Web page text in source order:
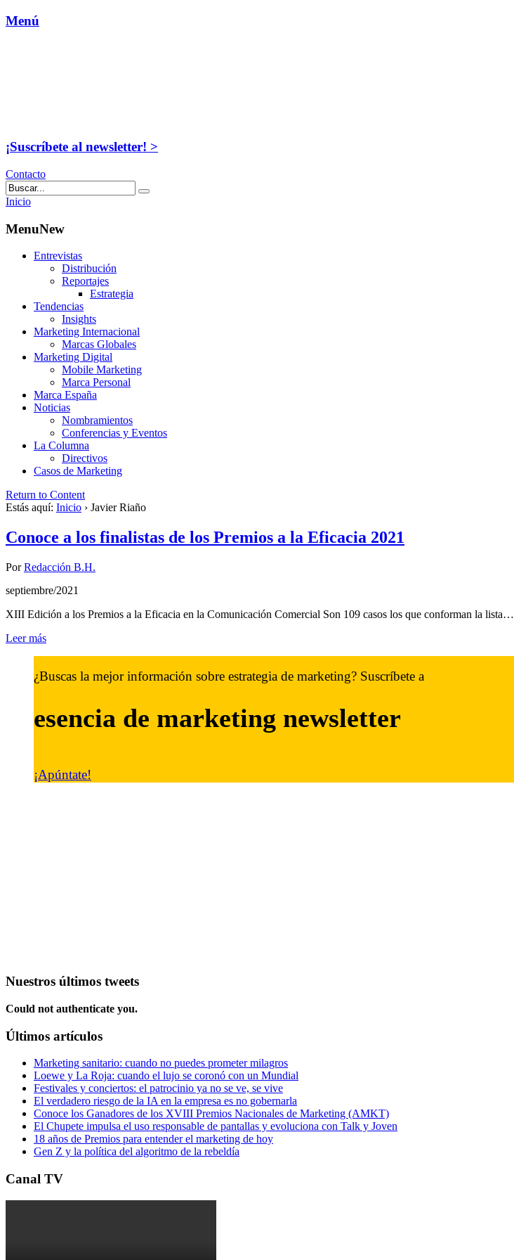
Menú
¡Suscríbete al newsletter! >
Contacto
Inicio
MenuNew
Entrevistas
Distribución
Reportajes
Estrategia
Tendencias
Insights
Marketing Internacional
Marcas Globales
Marketing Digital
Mobile Marketing
Marca Personal
Marca España
Noticias
Nombramientos
Conferencias y Eventos
La Columna
Directivos
Casos de Marketing
Return to Content
Estás aquí: Inicio › Javier Riaño
Conoce a los finalistas de los Premios a la Eficacia 2021
PorRedacción B.H.
septiembre/2021
XIII Edición a los Premios a la Eficacia en la Comunicación Comercial Son 109 casos los que conforman la lista…
Leer más
¿Buscas la mejor información sobre estrategia de marketing? Suscríbete a
esencia de marketing newsletter
¡Apúntate!
Nuestros últimos tweets
Could not authenticate you.
Últimos artículos
Marketing sanitario: cuando no puedes prometer milagros
Loewe y La Roja: cuando el lujo se coronó con un Mundial
Festivales y conciertos: el patrocinio ya no se ve, se vive
El verdadero riesgo de la IA en la empresa es no gobernarla
Conoce los Ganadores de los XVIII Premios Nacionales de Marketing (AMKT)
El Chupete impulsa el uso responsable de pantallas y evoluciona con Talk y Joven
18 años de Premios para entender el marketing de hoy
Gen Z y la política del algoritmo de la rebeldía
Canal TV